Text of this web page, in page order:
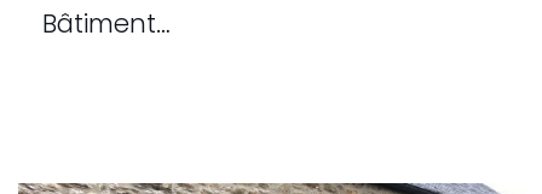
Bâtiment…